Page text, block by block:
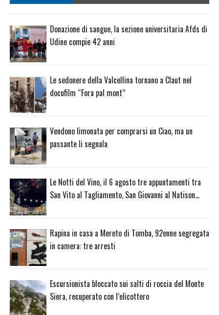
Donazione di sangue, la sezione universitaria Afds di
Udine compie 42 anni
Le sedonere della Valcellina tornano a Claut nel
docufilm “Fora pal mont”
Vendono limonata per comprarsi un Ciao, ma un
passante li segnala
Le Notti del Vino, il 6 agosto tre appuntamenti tra
San Vito al Tagliamento, San Giovanni al Natison…
Rapina in casa a Mereto di Tomba, 92enne segregata
in camera: tre arresti
Escursionista bloccato sui salti di roccia del Monte
Siera, recuperato con l’elicottero